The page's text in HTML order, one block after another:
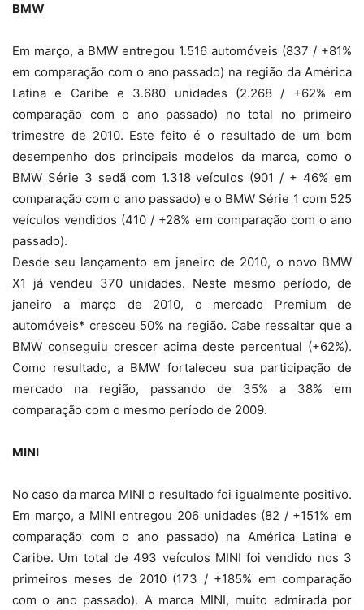
BMW
Em março, a BMW entregou 1.516 automóveis (837 / +81%
em comparação com o ano passado) na região da América
Latina e Caribe e 3.680 unidades (2.268 / +62% em
comparação com o ano passado) no total no primeiro
trimestre de 2010. Este feito é o resultado de um bom
desempenho dos principais modelos da marca, como o
BMW Série 3 sedã com 1.318 veículos (901 / + 46% em
comparação com o ano passado) e o BMW Série 1 com 525
veículos vendidos (410 / +28% em comparação com o ano
passado).
Desde seu lançamento em janeiro de 2010, o novo BMW
X1 já vendeu 370 unidades. Neste mesmo período, de
janeiro a março de 2010, o mercado Premium de
automóveis* cresceu 50% na região. Cabe ressaltar que a
BMW conseguiu crescer acima deste percentual (+62%).
Como resultado, a BMW fortaleceu sua participação de
mercado na região, passando de 35% a 38% em
comparação com o mesmo período de 2009.
MINI
No caso da marca MINI o resultado foi igualmente positivo.
Em março, a MINI entregou 206 unidades (82 / +151% em
comparação com o ano passado) na América Latina e
Caribe. Um total de 493 veículos MINI foi vendido nos 3
primeiros meses de 2010 (173 / +185% em comparação
com o ano passado). A marca MINI, muito admirada por